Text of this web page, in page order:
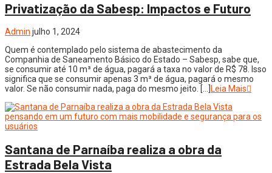
Privatização da Sabesp: Impactos e Futuro
Admin julho 1, 2024
Quem é contemplado pelo sistema de abastecimento da
Companhia de Saneamento Básico do Estado – Sabesp, sabe que,
se consumir até 10 m³ de água, pagará a taxa no valor de R$ 78. Isso
significa que se consumir apenas 3 m³ de água, pagará o mesmo
valor. Se não consumir nada, paga do mesmo jeito. […]
Leia Mais
Santana de Parnaíba realiza a obra da
Estrada Bela Vista